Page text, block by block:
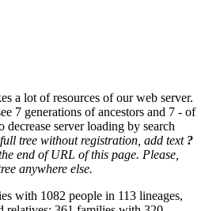
a lot of resources of our web server.
7 generations of ancestors and 7 - of
decrease server loading by search
tree without registration, add text ?
end of URL of this page. Please,
anywhere else.
with 1082 people in 113 lineages,